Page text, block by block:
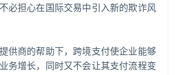
必担心在国际交易中引入新的欺诈风
供商的帮助下，跨境支付使企业能够
务增长，同时又不会让其支付流程变